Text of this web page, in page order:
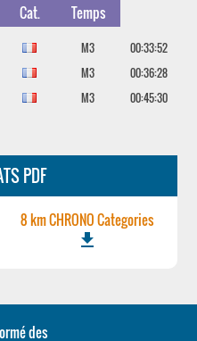
Cat. Temps
M3
00:33:52
M3
00:36:28
M3 00:45:30
PDF
8 km CHRONO Categories
file_download
des